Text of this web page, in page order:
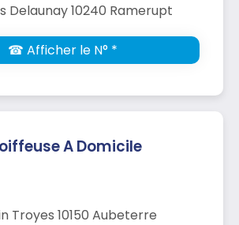
Delaunay 10240 Ramerupt
☎ Afficher le N° *
A Domicile
Troyes 10150 Aubeterre